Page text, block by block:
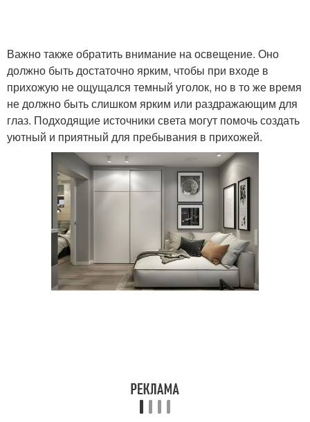
Важно также обратить внимание на освещение. Оно
должно быть достаточно ярким, чтобы при входе в
прихожую не ощущался темный уголок, но в то же время
не должно быть слишком ярким или раздражающим для
глаз. Подходящие источники света могут помочь создать
уютный и приятный для пребывания в прихожей.